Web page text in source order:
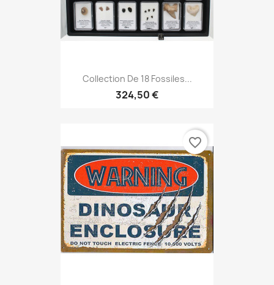
Collection De 18 Fossiles...
324,50 €
favorite_border